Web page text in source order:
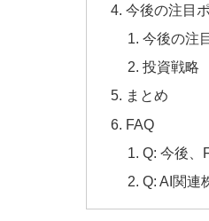
今後の注目
今後の注
投資戦略
まとめ
FAQ
Q: 今後、
Q: AI関連